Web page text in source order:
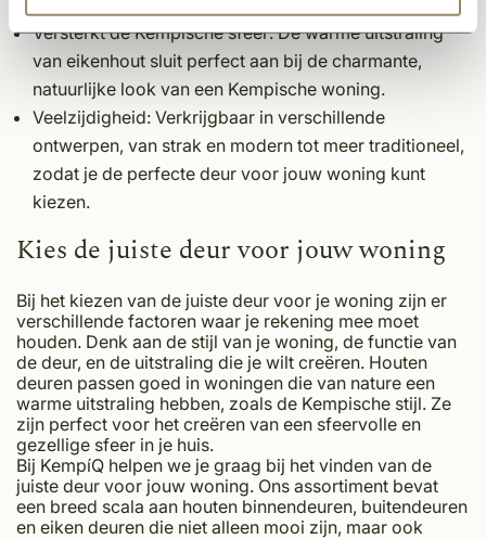
Versterkt de Kempische sfeer: De warme uitstraling
van eikenhout sluit perfect aan bij de charmante,
natuurlijke look van een Kempische woning.
Veelzijdigheid: Verkrijgbaar in verschillende
ontwerpen, van strak en modern tot meer traditioneel,
zodat je de perfecte deur voor jouw woning kunt
kiezen.
Kies de juiste deur voor jouw woning
Bij het kiezen van de juiste deur voor je woning zijn er
verschillende factoren waar je rekening mee moet
houden. Denk aan de stijl van je woning, de functie van
de deur, en de uitstraling die je wilt creëren. Houten
deuren passen goed in woningen die van nature een
warme uitstraling hebben, zoals de Kempische stijl. Ze
zijn perfect voor het creëren van een sfeervolle en
gezellige sfeer in je huis.
Bij KempíQ helpen we je graag bij het vinden van de
juiste deur voor jouw woning. Ons assortiment bevat
een breed scala aan houten binnendeuren, buitendeuren
en eiken deuren die niet alleen mooi zijn, maar ook